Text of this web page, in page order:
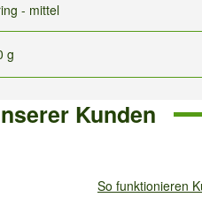
- mittel
g
Kunden
So funktionieren